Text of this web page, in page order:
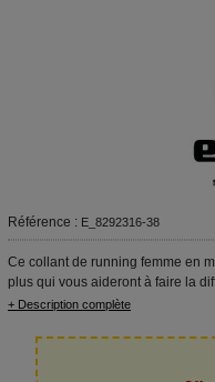
Référence : E_8292316-38
Ce collant de running femme en
plus qui vous aideront à faire la
+ Description complète